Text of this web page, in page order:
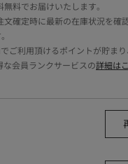
無料でお届けいたします。
確定時に最新の在庫状況を確
ご利用頂けるポイントが貯ま
会員ランクサービスの詳細は